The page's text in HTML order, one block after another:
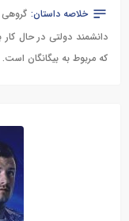
خلاصه داستان:
دانشمند دولتی در حال
که مربوط به بیگانگان است.